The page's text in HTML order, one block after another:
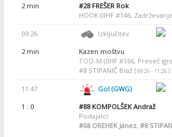
2 min
#28FREŠER Rok
HOOK (IIHF #146,
09:26 Izključitev
2 min
Kazen moštvu
TOO-M (IIHF #166, Preveč
#8 STIPANIČ Blaž [ 09:26 - 11:26 ]
11:47 Gol (GWG)
1 : 0
#88KOMPOLŠEK Andraž
Podajalci:
#68OREHEK Janez, #8